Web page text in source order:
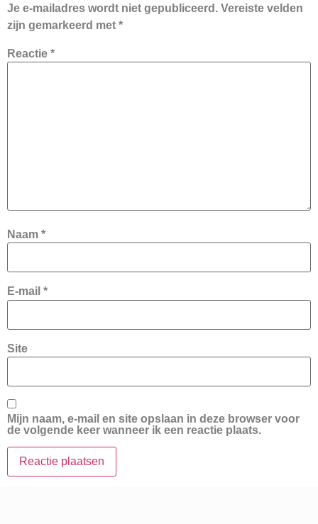
Je e-mailadres wordt niet gepubliceerd. Vereiste velden
zijn gemarkeerd met *
Reactie *
Naam *
E-mail *
Site
Mijn naam, e-mail en site opslaan in deze browser voor
de volgende keer wanneer ik een reactie plaats.